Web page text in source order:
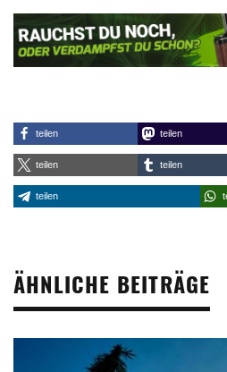
teilen teilen
teilen teilen
teilen
ÄHNLICHE BEITRÄGE